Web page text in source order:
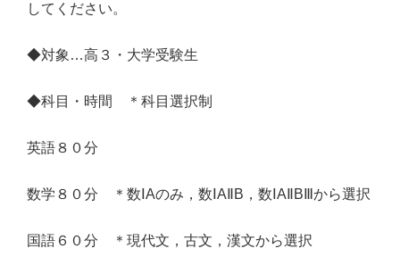
してください。
◆対象…高３・大学受験生
◆科目・時間 ＊科目選択制
英語８０分
数学８０分 ＊数ⅠAのみ，数ⅠAⅡB，数ⅠAⅡBⅢから選択
国語６０分 ＊現代文，古文，漢文から選択